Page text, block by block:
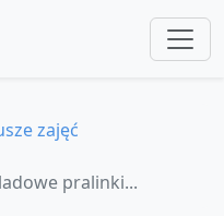
zajęć
pralinki...